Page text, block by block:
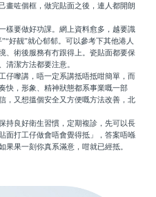
畫咗個框，做完貼面之後，連人都開朗
要做好功課。網上資料愈多，越要識
好靓”就心郁郁。可以參考下其他港人
、術後服務有冇跟得上。瓷貼面都要保
清潔方法都要注意。
嚟講，唔一定系講抵唔抵咁簡單，而
快，形象、精神狀態都系事業嘅一部
，又想搵個安全又方便嘅方法改善，北
良好衛生習慣，定期複診，先可以長
面打工仔做會唔會覺得抵」，答案唔喺
果一刻你真系滿意，咁就已經抵。